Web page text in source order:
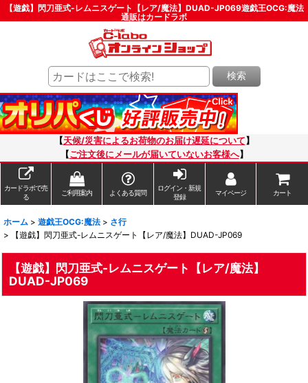
【遊戯】閃刀亜式-レムニスゲート【レア/魔法】DUAD-JP069遊戯王OCG:魔法
通販はカードラボ
検索
【天候/災害によるお荷物のお届け遅延について 】
【ご注文後にメールが届いていないお客様へ】
カードラボで売
る
ご利用案内 よくある質問
ログイン・新規
登録
マイページ カート
ホーム > 遊戯王OCG:魔法 > さ行
>
【遊戯】閃刀亜式-レムニスゲート【レア/魔法】DUAD-JP069
【遊戯】閃刀亜式-レムニスゲート【レア/魔法】
DUAD-JP069